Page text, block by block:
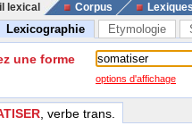
lexical Corpus
Lexicographie Etymologie
une forme
options d'affichage
, verbe trans.